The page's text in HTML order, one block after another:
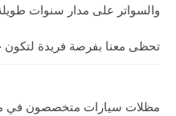
والسواتر على مدار سنوات
تحظى معنا بفرصة فريدة لتكون جزءاً من
مظلات سيارات متخصصون في